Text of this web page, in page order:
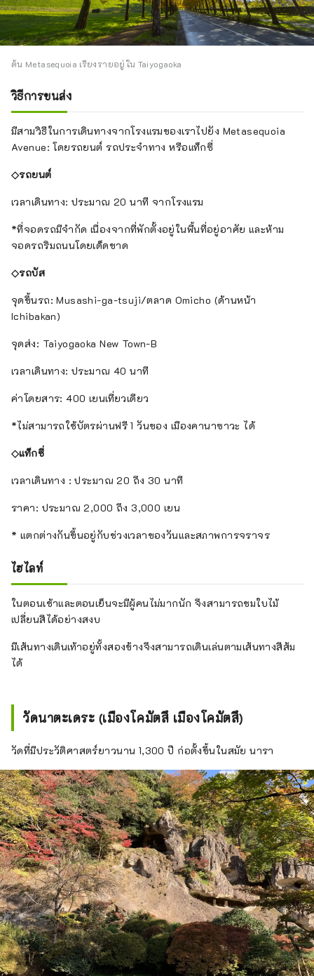
ต้น Metasequoia เรียงรายอยู่ใน Taiyogaoka
วิธีการขนส่ง
มีสามวิธีในการเดินทางจากโรงแรมของเราไปยัง Metasequoia
Avenue: โดยรถยนต์ รถประจำทาง หรือแท็กซี่
◇รถยนต์
เวลาเดินทาง: ประมาณ 20 นาที จากโรงแรม
*ที่จอดรถมีจำกัด เนื่องจากที่พักตั้งอยู่ในพื้นที่อยู่อาศัย และห้าม
จอดรถริมถนนโดยเด็ดขาด
◇รถบัส
จุดขึ้นรถ: Musashi-ga-tsuji/ตลาด Omicho (ด้านหน้า
Ichibakan)
จุดส่ง: Taiyogaoka New Town-B
เวลาเดินทาง: ประมาณ 40 นาที
ค่าโดยสาร: 400 เยนเที่ยวเดียว
*ไม่สามารถใช้บัตรผ่านฟรี 1 วันของ เมืองคานาซาวะ ได้
◇แท็กซี่
เวลาเดินทาง : ประมาณ 20 ถึง 30 นาที
ราคา: ประมาณ 2,000 ถึง 3,000 เยน
* แตกต่างกันขึ้นอยู่กับช่วงเวลาของวันและสภาพการจราจร
ไฮไลท์
ในตอนเช้าและตอนเย็นจะมีผู้คนไม่มากนัก จึงสามารถชมใบไม้
เปลี่ยนสีได้อย่างสงบ
มีเส้นทางเดินเท้าอยู่ทั้งสองข้างจึงสามารถเดินเล่นตามเส้นทางสีส้ม
ได้
วัดนาตะเดระ (เมืองโคมัตสึ เมืองโคมัตสึ)
วัดที่มีประวัติศาสตร์ยาวนาน 1,300 ปี ก่อตั้งขึ้นในสมัย นารา